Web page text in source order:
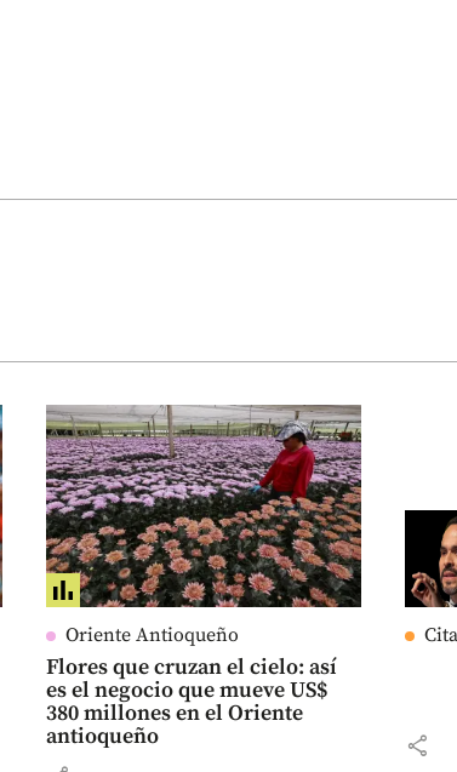
Oriente Antioqueño
Flores que cruzan el cielo: así
es el negocio que mueve US$
380 millones en el Oriente
antioqueño
share